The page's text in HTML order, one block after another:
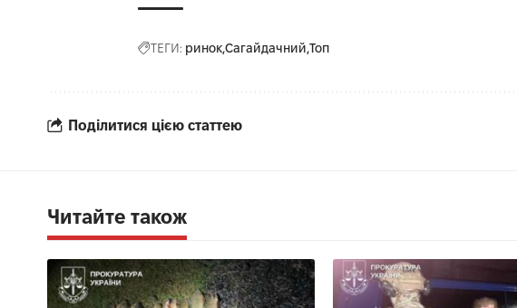
ТЕГИ: ринокСагайдачний Топ
Поділитися цією статтею
Читайте також